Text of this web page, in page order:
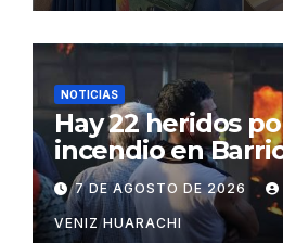
NOTICIAS
Hay 22 heridos
incendio en
7 DE AGOSTO DE 2026
VENIZ HUARACHI